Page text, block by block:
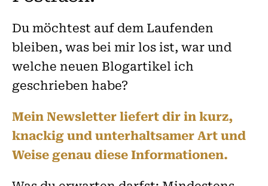
Du möchtest auf dem Laufenden
bleiben, was bei mir los ist, war und
welche neuen Blogartikel ich
geschrieben habe?
Mein Newsletter liefert dir in kurz,
knackig und unterhaltsamer Art und
Weise genau diese Informationen.